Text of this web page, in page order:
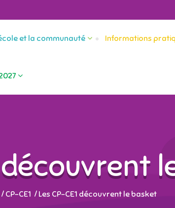
et la communauté Informations
découvrent
/ CP-CE1 /Les CP-CE1 découvrent le basket